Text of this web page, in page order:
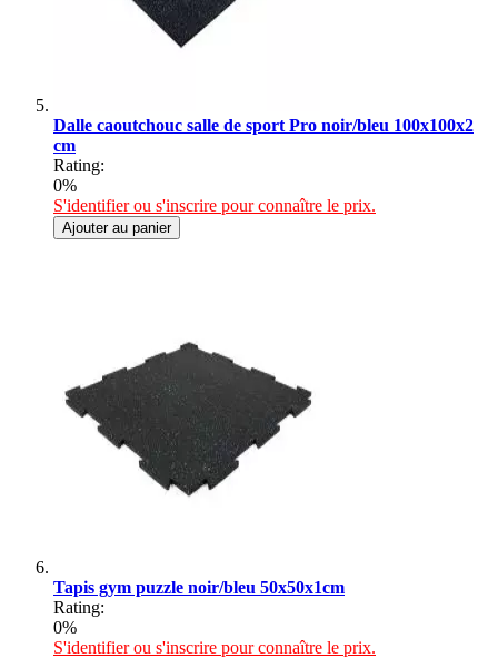
Dalle caoutchouc salle de sport Pro noir/bleu 100x100x2
cm
Rating:
0%
S'identifier ou s'inscrire pour connaître le prix.
Ajouter au panier
Tapis gym puzzle noir/bleu 50x50x1cm
Rating:
0%
S'identifier ou s'inscrire pour connaître le prix.